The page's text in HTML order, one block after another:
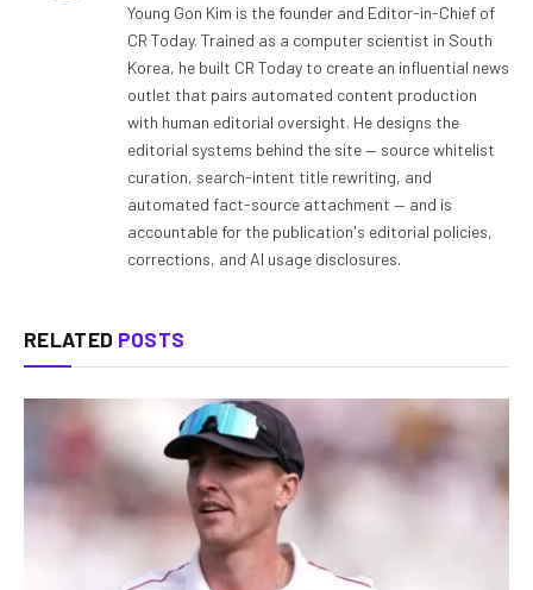
Young Gon Kim is the founder and Editor-in-Chief of
CR Today. Trained as a computer scientist in South
Korea, he built CR Today to create an influential news
outlet that pairs automated content production
with human editorial oversight. He designs the
editorial systems behind the site — source whitelist
curation, search-intent title rewriting, and
automated fact-source attachment — and is
accountable for the publication's editorial policies,
corrections, and AI usage disclosures.
RELATED POSTS